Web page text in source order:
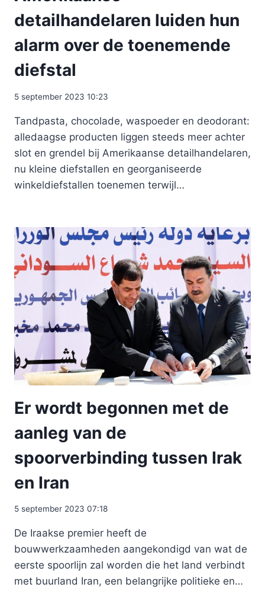
detailhandelaren luiden hun
alarm over de toenemende
diefstal
5 september 2023 10:23
Tandpasta, chocolade, waspoeder en deodorant:
alledaagse producten liggen steeds meer achter
slot en grendel bij Amerikaanse detailhandelaren,
nu kleine diefstallen en georganiseerde
winkeldiefstallen toenemen terwijl…
Er wordt begonnen met de
aanleg van de
spoorverbinding tussen Irak
en Iran
5 september 2023 07:18
De Iraakse premier heeft de
bouwwerkzaamheden aangekondigd van wat de
eerste spoorlijn zal worden die het land verbindt
met buurland Iran, een belangrijke politieke en…